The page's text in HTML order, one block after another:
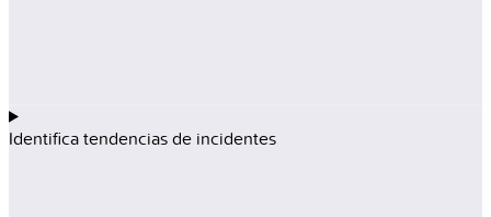
Identifica tendencias de incidentes